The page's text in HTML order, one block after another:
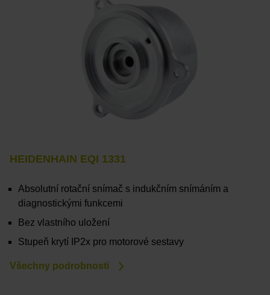
HEIDENHAIN EQI 1331
Absolutní rotační snímač s indukčním snímáním a
diagnostickými funkcemi
Bez vlastního uložení
Stupeň krytí IP2x pro motorové sestavy
Všechny podrobnosti